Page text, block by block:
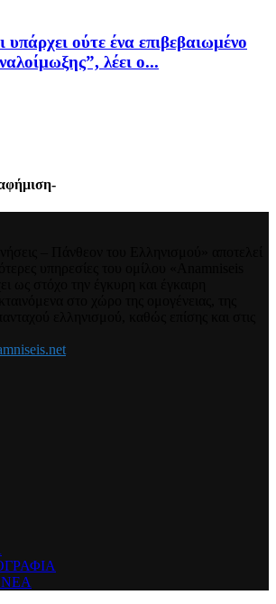
υπάρχει ούτε ένα επιβεβαιωμένο
λέει ο...
ΝΕΑ